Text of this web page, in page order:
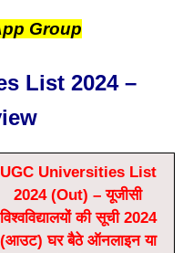
Group
List 2024 –
UGC Universities List
2024 (Out) – यूजीसी
विश्वविद्यालयों की सूची 2024
(आउट) घर बैठे ऑनलाइन या